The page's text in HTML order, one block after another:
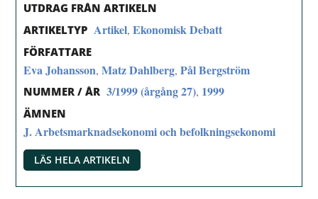
UTDRAG FRÅN ARTIKELN
ARTIKELTYP Artikel,Ekonomisk Debatt
FÖRFATTARE
Eva Johansson,Matz Dahlberg,Pål Bergström
NUMMER / ÅR 3/1999 (årgång 27), 1999
ÄMNEN
J. Arbetsmarknadsekonomi och befolkningsekonomi
LÄS HELA ARTIKELN